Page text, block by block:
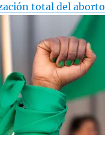
total del aborto